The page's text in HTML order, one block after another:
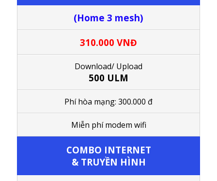
(Home 3 mesh)
310.000 VNĐ
Download/ Upload
500 ULM
Phí hòa mạng: 300.000 đ
Miễn phí modem wifi
COMBO INTERNET
& TRUYỀN HÌNH